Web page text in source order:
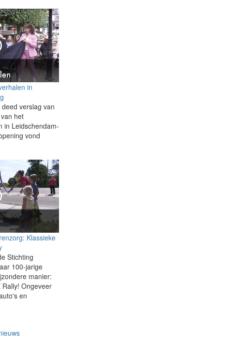
in
verslag van
het
in Leidschendam-
vond
Klassieke
Stichting
100-jarige
manier:
Ongeveer
en